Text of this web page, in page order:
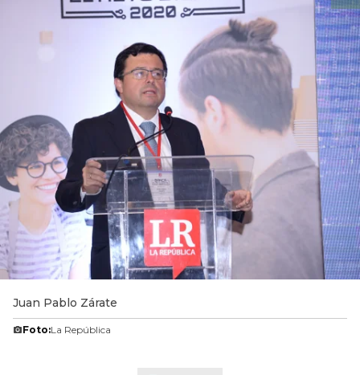
Juan Pablo Zárate
Foto:La República